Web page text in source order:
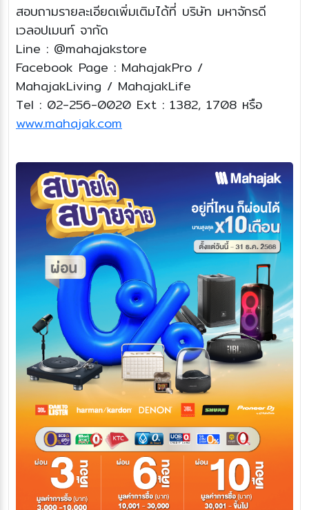
สอบถามรายละเอียดเพิ่มเติมได้ที่ บริษัท มหาจักรดี
เวลอปเมนท์ จากัด
Line : @mahajakstore
Facebook Page : MahajakPro /
MahajakLiving / MahajakLife
Tel : 02-256-0020 Ext : 1382, 1708 หรือ
www.mahajak.com